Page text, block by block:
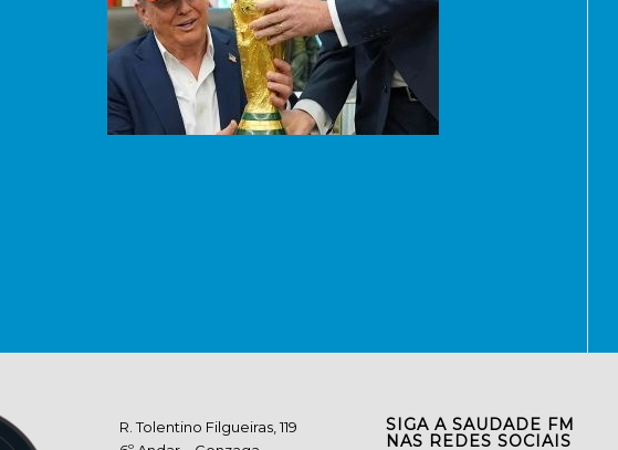
R. Tolentino Filgueiras, 119
SIGA A SAUDADE FM
NAS REDES SOCIAIS